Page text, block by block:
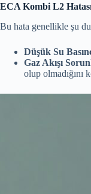
ECA Kombi L2
Bu hata genellikle şu
Düşük Su
Gaz Akışı
olup olmadığını